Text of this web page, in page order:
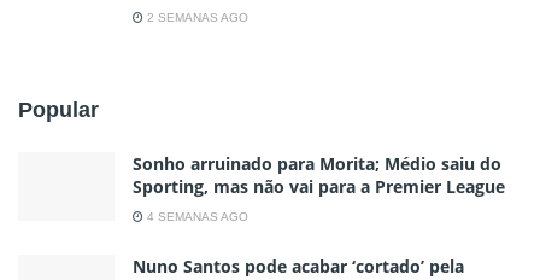
2 SEMANAS AGO
Popular
Sonho arruinado para Morita; Médio saiu do
Sporting, mas não vai para a Premier League
4 SEMANAS AGO
Nuno Santos pode acabar ‘cortado’ pela